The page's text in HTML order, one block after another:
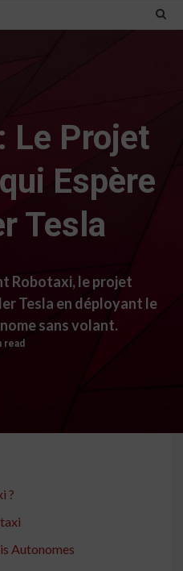
Le Projet
Espère
Tesla
Robotaxi, le projet
Tesla en déployant le
sans volant.
read
?
Autonomes